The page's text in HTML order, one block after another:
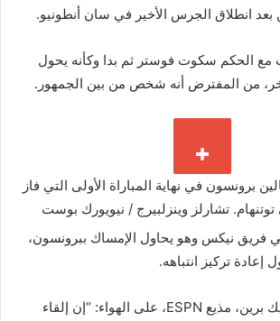
بعد انطلاق الجرس الأخير في سان أنطونيو.
مع الحكم سكوت فوستر ثم بدا وكأنه يحول
من المفترض أنه شخص من بين الجمهور.
برونسون في نهاية المباراة الأولى التي فاز
تشارلز وينزلبيرج / نيويورك بوست
فريق نيكس وهو يحاول الإمساك ببرونسون،
إعادة تركيز انتباهه.
“[Brunson] قال مايك برين، مذيع ESPN، على الهواء: “إن إلقاء